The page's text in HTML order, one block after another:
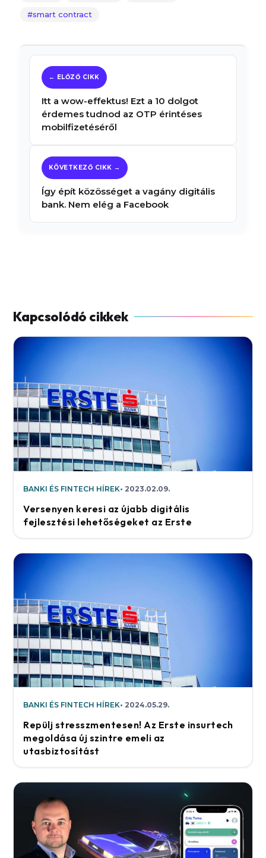
smart contract
Itt a wow-effektus! Ezt a 10 dolgot
érdemes tudnod az OTP érintéses
mobilfizetéséről
Így épít közösséget a vagány digitális
bank. Nem elég a Facebook
BANKI ÉS FINTECH HÍREK 2023.02.09.
Versenyen keresi az újabb digitális
fejlesztési lehetőségeket az Erste
BANKI ÉS FINTECH HÍREK 2024.05.29.
Repülj stresszmentesen! Az Erste insurtech
megoldása új szintre emeli az
utasbiztosítást